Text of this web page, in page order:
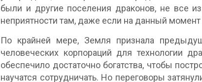
были и другие поселения драконов, не все
неприятности там, даже если на данный
По крайней мере, Земля признала
человеческих корпораций для технологии
обеспечило достаточно богатства, чтобы
научатся сотрудничать. Но переговоры